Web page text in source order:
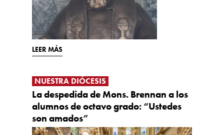
LEER MÁS
NUESTRA DIÓCESIS
La despedida de Mons. Brennan a los
alumnos de octavo grado: “Ustedes
son amados”